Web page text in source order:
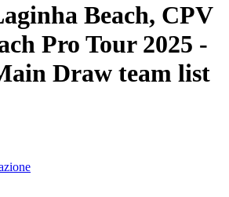
Beach, CPV
Pro Tour 2025 -
Draw team list